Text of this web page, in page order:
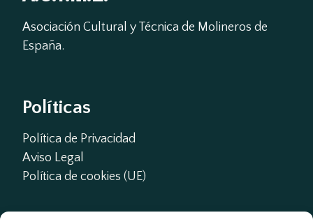
Asociación Cultural y Técnica de Molineros de
España.
Políticas
Política de Privacidad
Aviso Legal
Política de cookies (UE)